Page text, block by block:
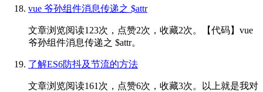
vue 爷孙组件消息传递之 $attr
文章浏览阅读123次，点赞2次，收藏2次。【代码】vue
爷孙组件消息传递之 $attr。
了解ES6防抖及节流的方法
文章浏览阅读161次，点赞6次，收藏3次。以上就是我对